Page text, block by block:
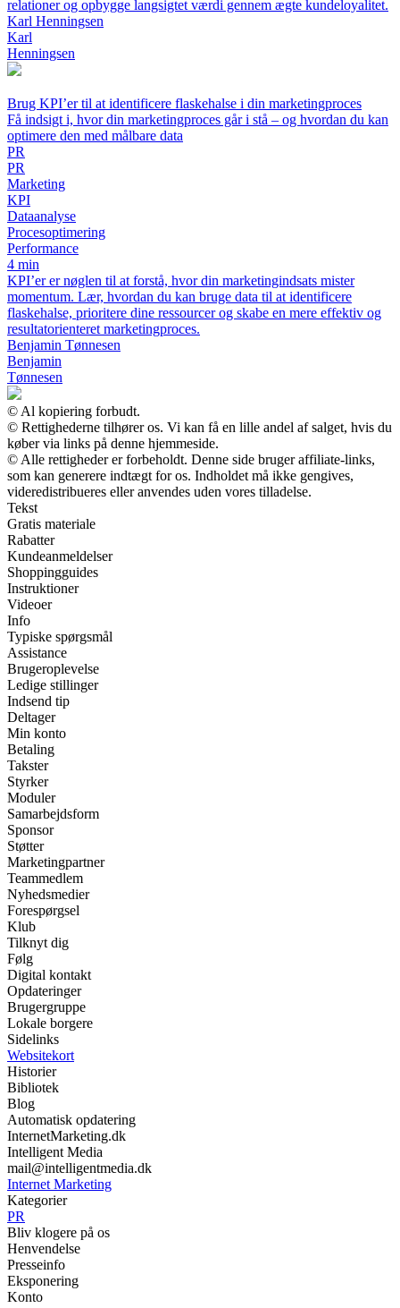
relationer og opbygge langsigtet værdi gennem ægte kundeloyalitet.
Karl Henningsen
Karl
Henningsen
Brug KPI’er til at identificere flaskehalse i din marketingproces
Få indsigt i, hvor din marketingproces går i stå – og hvordan du kan
optimere den med målbare data
PR
PR
Marketing
KPI
Dataanalyse
Procesoptimering
Performance
4 min
KPI’er er nøglen til at forstå, hvor din marketingindsats mister
momentum. Lær, hvordan du kan bruge data til at identificere
flaskehalse, prioritere dine ressourcer og skabe en mere effektiv og
resultatorienteret marketingproces.
Benjamin Tønnesen
Benjamin
Tønnesen
© Al kopiering forbudt.
© Rettighederne tilhører os. Vi kan få en lille andel af salget, hvis du
køber via links på denne hjemmeside.
© Alle rettigheder er forbeholdt. Denne side bruger affiliate-links,
som kan generere indtægt for os. Indholdet må ikke gengives,
videredistribueres eller anvendes uden vores tilladelse.
Tekst
Gratis materiale
Rabatter
Kundeanmeldelser
Shoppingguides
Instruktioner
Videoer
Info
Typiske spørgsmål
Assistance
Brugeroplevelse
Ledige stillinger
Indsend tip
Deltager
Min konto
Betaling
Takster
Styrker
Moduler
Samarbejdsform
Sponsor
Støtter
Marketingpartner
Teammedlem
Nyhedsmedier
Forespørgsel
Klub
Tilknyt dig
Følg
Digital kontakt
Opdateringer
Brugergruppe
Lokale borgere
Sidelinks
Websitekort
Historier
Bibliotek
Blog
Automatisk opdatering
InternetMarketing.dk
Intelligent Media
mail@intelligentmedia.dk
Internet Marketing
Kategorier
PR
Bliv klogere på os
Henvendelse
Presseinfo
Eksponering
Konto